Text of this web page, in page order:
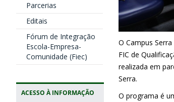
Parcerias
Editais
Fórum de Integração
Escola-Empresa-
Comunidade (Fiec)
ACESSO À INFORMAÇÃO
O Campus
FIC de
realizada em
Serra.
O programa é